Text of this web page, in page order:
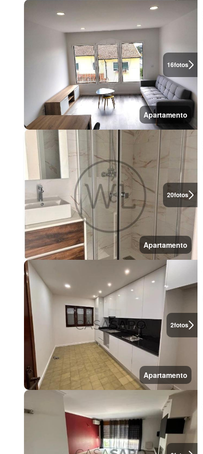
16fotos
Apartamento
20fotos
Apartamento
2fotos
Apartamento